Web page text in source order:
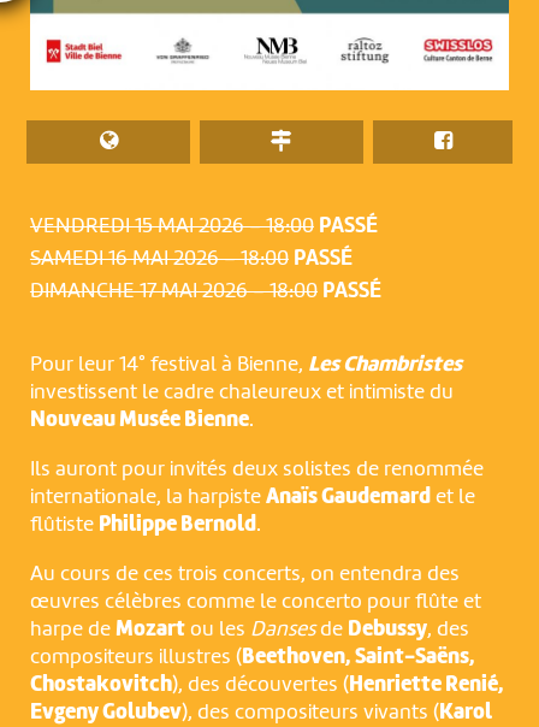
VENDREDI 15 MAI 2026 – 18:00 PASSÉ
SAMEDI 16 MAI 2026 – 18:00 PASSÉ
DIMANCHE 17 MAI 2026 – 18:00 PASSÉ
Pour leur 14° festival à Bienne, Les Chambristes
investissent le cadre chaleureux et intimiste du
Nouveau Musée Bienne.
Ils auront pour invités deux solistes de renommée
internationale, la harpiste Anaïs Gaudemard et le
flûtiste Philippe Bernold .
Au cours de ces trois concerts, on entendra des
œuvres célèbres comme le concerto pour flûte et
harpe de Mozartou les Dansesde Debussy, des
compositeurs illustres ( Beethoven, Saint-Saëns,
Chostakovitch), des découvertes ( Henriette Renié,
Evgeny Golubev), des compositeurs vivants ( Karol